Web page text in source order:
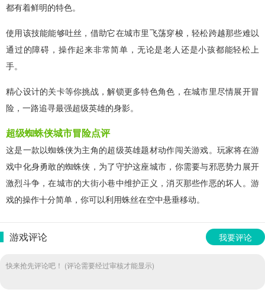
都有着鲜明的特色。
使用该技能能够吐丝，借助它在城市里飞荡穿梭，轻松跨越那些难以
通过的障碍，操作起来非常简单，无论是老人还是小孩都能轻松上
手。
精心设计的关卡等你挑战，解锁更多特色角色，在城市里尽情展开冒
险，一路追寻最强超级英雄的身影。
超级蜘蛛侠城市冒险点评
这是一款以蜘蛛侠为主角的超级英雄题材动作闯关游戏。玩家将在游
戏中化身勇敢的蜘蛛侠，为了守护这座城市，你需要与邪恶势力展开
激烈斗争，在城市的大街小巷中维护正义，消灭那些作恶的坏人。游
戏的操作十分简单，你可以利用蛛丝在空中悬垂移动。
游戏评论 我要评论
快来抢先评论吧！ (评论需要经过审核才能显示)